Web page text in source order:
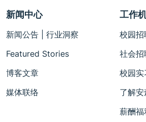
新闻中心
新闻公告 | 行业洞察
Featured Stories
博客文章
媒体联络
工作
校园招
社会招
校园实
了解安
薪酬福